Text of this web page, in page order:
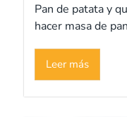
Pan de patata y
hacer masa de
Leer más